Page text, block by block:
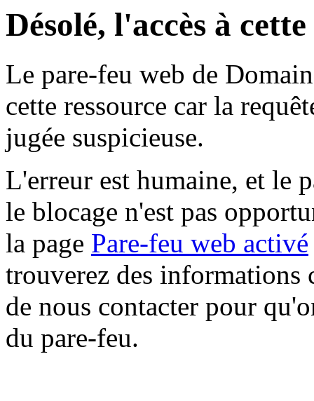
Désolé, l'accès à
Le pare-feu web de
cette ressource car la
jugée suspicieuse.
L'erreur est humaine, et le
le blocage n'est pas
la page Pare-feu web activé
trouverez des informations
de nous contacter pour
du pare-feu.